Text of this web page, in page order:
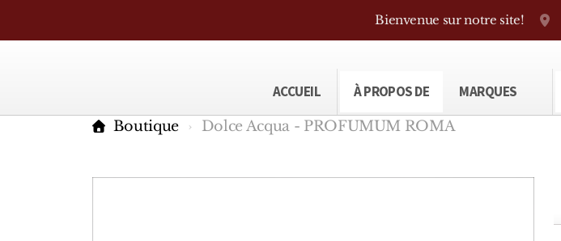
Bienvenue sur notre site!
ACCUEIL À PROPOS DE MARQUES
Boutique Dolce Acqua - PROFUMUM ROMA